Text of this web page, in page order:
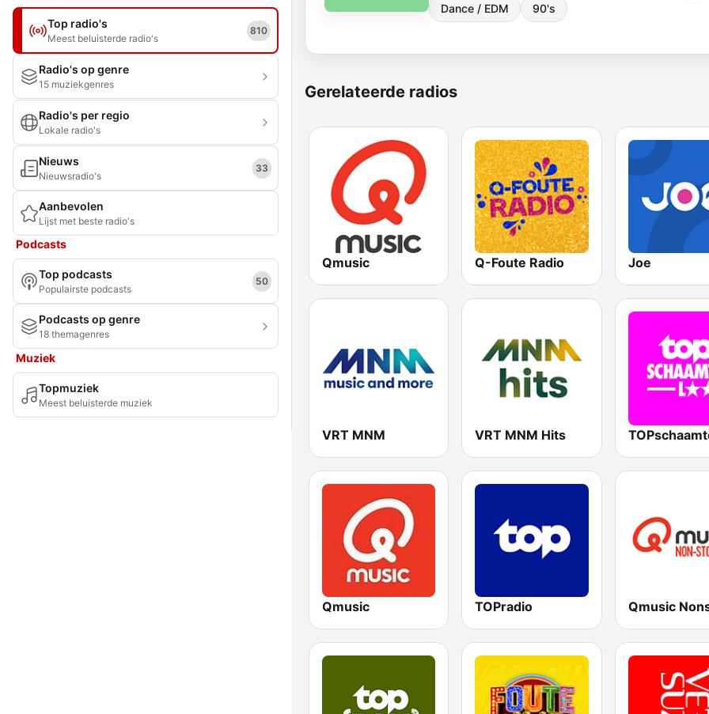
Top radio's
Meest beluisterde radio's
810
Radio's op genre
15 muziekgenres
Radio's per regio
Lokale radio's
Nieuws
Nieuwsradio's
33
Aanbevolen
Lijst met beste radio's
Podcasts
Top podcasts
Populairste podcasts
50
Podcasts op genre
18 themagenres
Muziek
Topmuziek
Meest beluisterde muziek
Dance / EDM 90's
Gerelateerde radios
Qmusic Q-Foute Radio Joe
VRT MNM VRT MNM Hits
Qmusic TOPradio Qmusic